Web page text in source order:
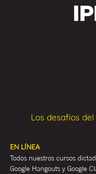
Los desafios
EN LÍNEA
Todos nuestros cursos
Google Hangouts y Google